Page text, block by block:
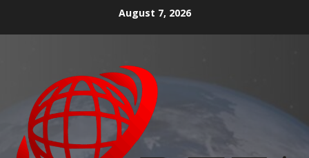
August 7, 2026